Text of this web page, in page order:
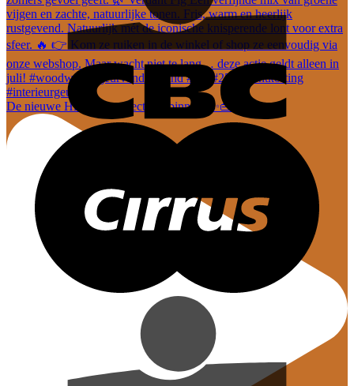
De nieuwe Hi-Di-Hi collectie is binnen! ✨👜 En dez